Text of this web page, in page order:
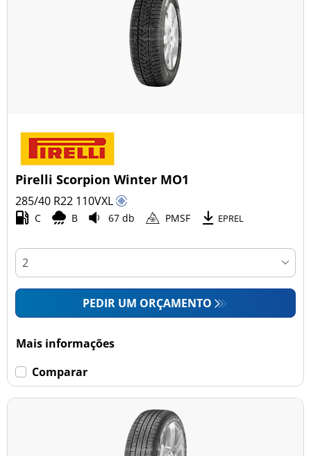
Pirelli Scorpion Winter MO1
285/40 R22 110VXL
C B 67 db PMSF EPREL
PEDIR UM ORÇAMENTO
Mais informações
Comparar